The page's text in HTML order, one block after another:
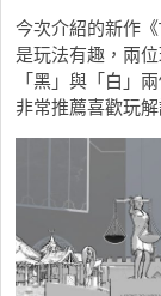
今次介紹的新作
是玩法有趣，兩
「黑」與「白」
非常推薦喜歡玩